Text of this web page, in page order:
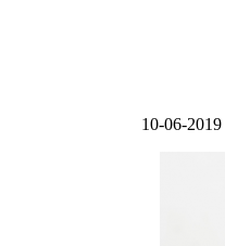
2019-06-10